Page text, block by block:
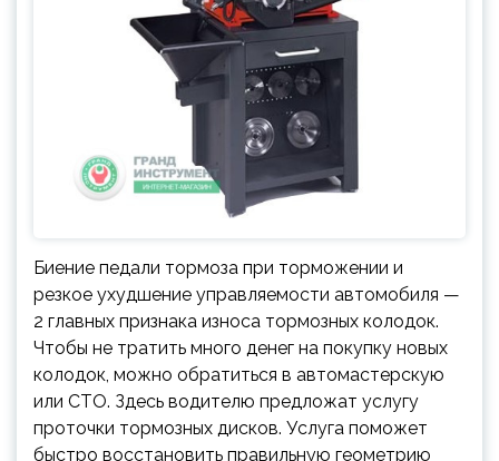
Биение педали тормоза при торможении и
резкое ухудшение управляемости автомобиля —
2 главных признака износа тормозных колодок.
Чтобы не тратить много денег на покупку новых
колодок, можно обратиться в автомастерскую
или СТО. Здесь водителю предложат услугу
проточки тормозных дисков. Услуга поможет
быстро восстановить правильную геометрию